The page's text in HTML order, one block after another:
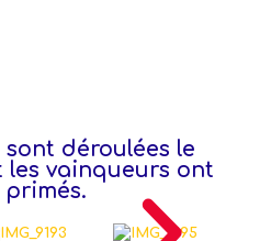
sont déroulées le
les vainqueurs ont
primés.